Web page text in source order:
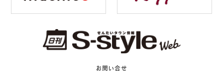
お問い合せ